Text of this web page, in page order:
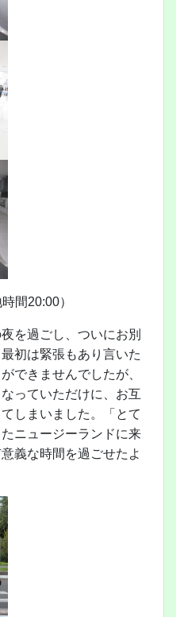
間20:00）
を過ごし、ついにお別
初は緊張もあり言いた
できませんでしたが、
っていただけに、お互
しまいました。「とて
ニュージーランドに来
義な時間を過ごせたよ